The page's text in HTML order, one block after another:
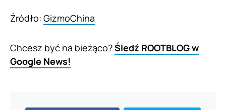
Źródło: GizmoChina
Chcesz być na bieżąco?Śledź ROOTBLOG w
Google News!